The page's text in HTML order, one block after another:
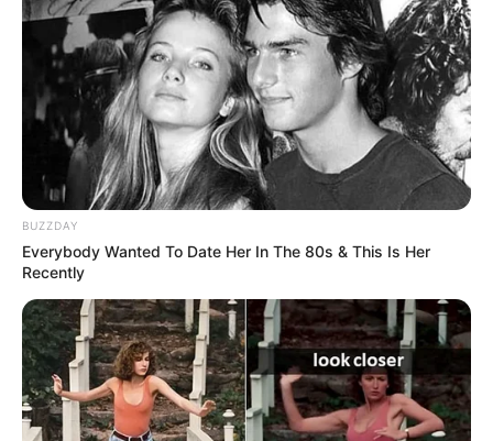
BUZZDAY
Everybody Wanted To Date Her In The 80s & This Is Her
Recently